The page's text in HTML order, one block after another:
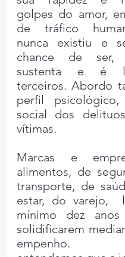
golpes do amor,
de tráfico
nunca existiu e
chance de ser,
sustenta e é
terceiros. Abordo
perfil psicológico,
social dos
vítimas.
Marcas e
alimentos, de
transporte, de
estar, do varejo,
mínimo dez
solidificarem
empenho.